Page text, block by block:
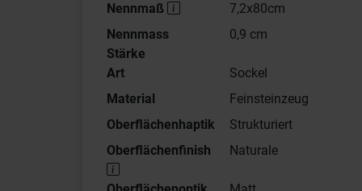
Nennmaß
7,2x80cm
Nennmass
Stärke
0,9 cm
Art
Sockel
Material
Feinsteinzeug
Oberflächenhaptik
Strukturiert
Oberflächenfinish
Naturale